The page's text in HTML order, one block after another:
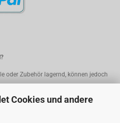
Cookies und andere
oder Zubehör lagernd, können jedoch
melden uns umgehend mit einem